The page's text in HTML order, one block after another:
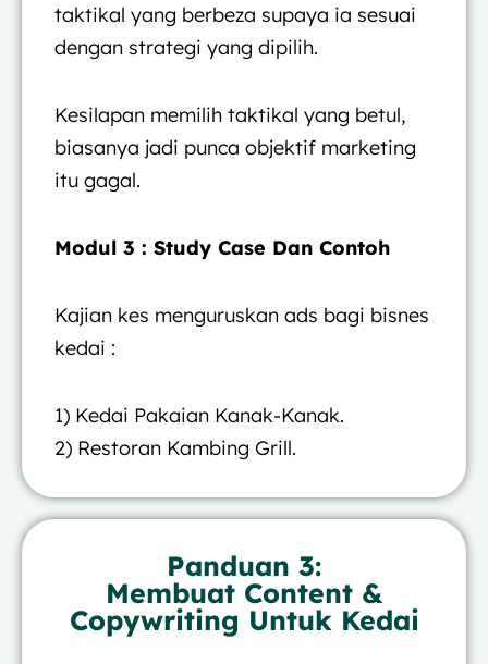
taktikal yang berbeza supaya ia sesuai
dengan strategi yang dipilih.
Kesilapan memilih taktikal yang betul,
biasanya jadi punca objektif marketing
itu gagal.
Modul 3 : Study Case Dan Contoh
Kajian kes menguruskan ads bagi bisnes
kedai :
1) Kedai Pakaian Kanak-Kanak.
2) Restoran Kambing Grill.
Panduan 3:
Membuat Content &
Copywriting Untuk Kedai